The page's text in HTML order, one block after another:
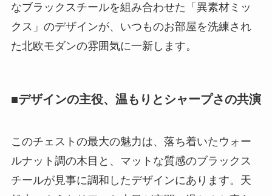
なブラックスチールを組み合わせた「異素材ミッ
クス」のデザインが、いつものお部屋を洗練され
た北欧モダンの雰囲気に一新します。
■デザインの主役、温もりとシャープさの共演
このチェストの最大の魅力は、落ち着いたウォー
ルナット調の木目と、マットな質感のブラックス
チールが見事に調和したデザインにあります。天